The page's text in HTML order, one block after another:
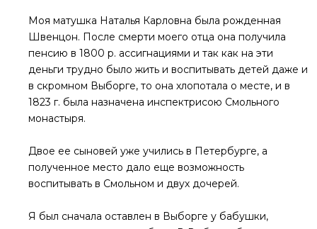
Моя матушка Наталья Карловна была рожденная
Швенцон. После смерти моего отца она получила
пенсию в 1800 р. ассигнациями и так как на эти
деньги трудно было жить и воспитывать детей даже и
в скромном Выборге, то она хлопотала о месте, и в
1823 г. была назначена инспектрисою Смольного
монастыря.
Двое ее сыновей уже учились в Петербурге, а
полученное место дало еще возможность
воспитывать в Смольном и двух дочерей.
Я был сначала оставлен в Выборге у бабушки,